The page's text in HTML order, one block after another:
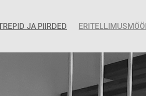
JA PIIRDED